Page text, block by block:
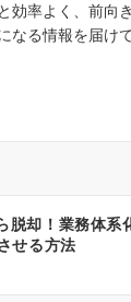
効率よく、前向
なる情報を届け
脱却！業務体系
せる方法